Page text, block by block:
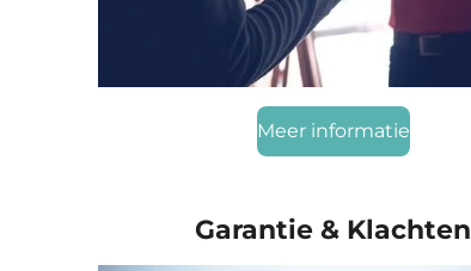
Meer informatie
Garantie & Klachten